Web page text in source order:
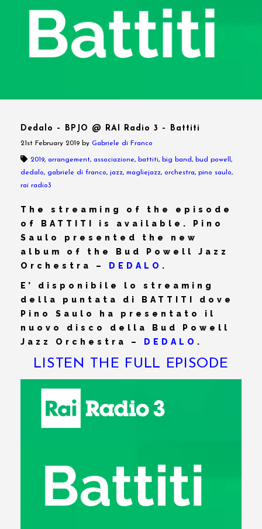
Dedalo – BPJO @ RAI Radio 3 – Battiti
21st February 2019 by Gabriele di Franco
2019, arrangement, associazione, battiti, big band, bud powell,
dedalo, gabriele di franco, jazz, magliejazz, orchestra, pino saulo,
rai radio3
The streaming of the episode
of BATTITI is available. Pino
Saulo presented the new
album of the Bud Powell Jazz
Orchestra –
DEDALO .
E’ disponibile lo streaming
della puntata di BATTITI dove
Pino Saulo ha presentato il
nuovo disco della Bud Powell
Jazz Orchestra –
DEDALO .
LISTEN THE FULL EPISODE